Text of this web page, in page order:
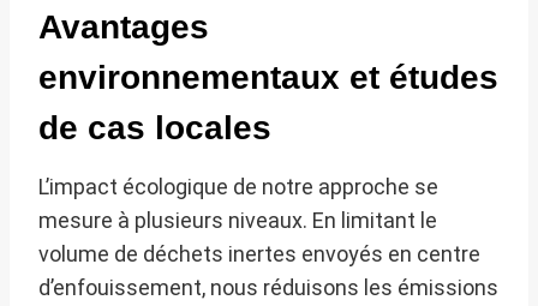
Avantages
environnementaux et études
de cas locales
L’impact écologique de notre approche se
mesure à plusieurs niveaux. En limitant le
volume de déchets inertes envoyés en centre
d’enfouissement, nous réduisons les émissions